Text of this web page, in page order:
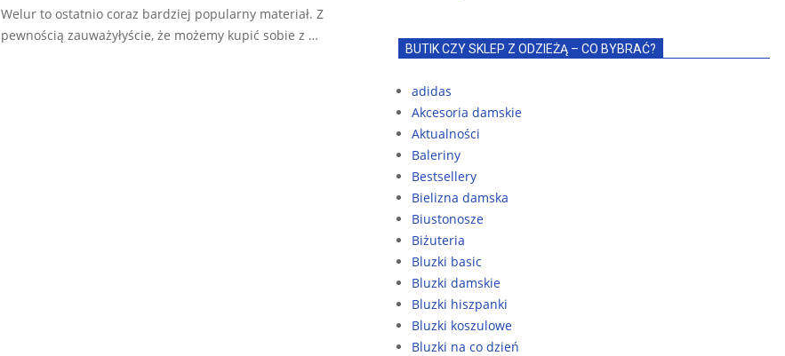
Welur to ostatnio coraz bardziej popularny materiał. Z
pewnością zauważyłyście, że możemy kupić sobie z …
BUTIK CZY SKLEP Z ODZIEŻĄ – CO BYBRAĆ?
adidas
Akcesoria damskie
Aktualności
Baleriny
Bestsellery
Bielizna damska
Biustonosze
Biżuteria
Bluzki basic
Bluzki damskie
Bluzki hiszpanki
Bluzki koszulowe
Bluzki na co dzień